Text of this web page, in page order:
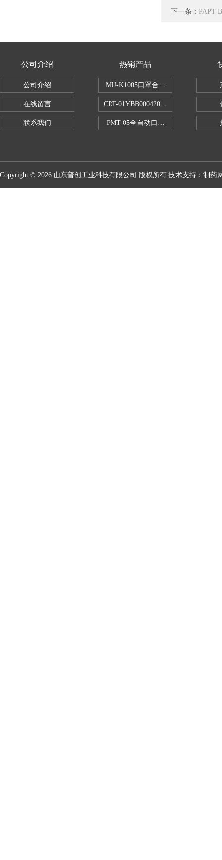
下一条： PAPT-
公司介绍
公司介绍
在线留言
联系我们
热销产品
MU-K1005口罩合成血液穿透试验仪
CRT-01YBB00042005数显式安瓿瓶圆
PMT-05全自动口红折断力测试仪
Copyright © 2026 山东普创工业科技有限公司 版权所有 技术支持： 制药